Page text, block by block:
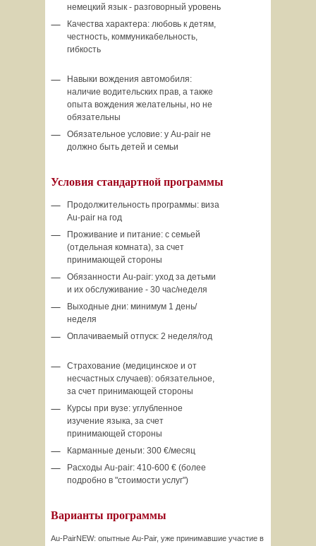
немецкий язык - разговорный уровень
Качества характера: любовь к детям,
честность, коммуникабельность,
гибкость
Навыки вождения автомобиля:
наличие водительских прав, а также
опыта вождения желательны, но не
обязательны
Обязательное условие: у Au-pair не
должно быть детей и семьи
Условия стандартной программы
Продолжительность программы: виза
Au-pair на год
Проживание и питание: с семьей
(отдельная комната), за счет
принимающей стороны
Обязанности Au-pair: уход за детьми
и их обслуживание - 30 час/неделя
Выходные дни: минимум 1 день/
неделя
Оплачиваемый отпуск: 2 неделя/год
Страхование (медицинское и от
несчастных случаев): обязательное,
за счет принимающей стороны
Курсы при вузе: углубленное
изучение языка, за счет
принимающей стороны
Карманные деньги: 300 €/месяц
Расходы Au-pair: 410-600 € (более
подробно в "стоимости услуг")
Варианты программы
Au-PairNEW: опытные Au-Pair, уже принимавшие участие в